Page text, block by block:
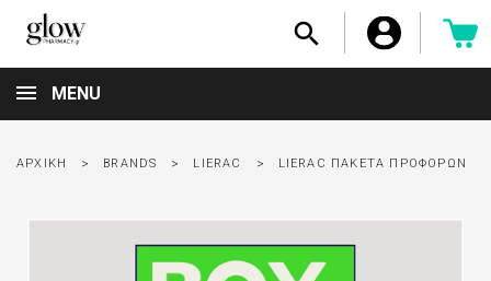

MENU
ΑΡΧΙΚΉ BRANDS LIERAC LIERAC ΠΑΚΈΤΑ ΠΡΟΦΟΡΏΝ